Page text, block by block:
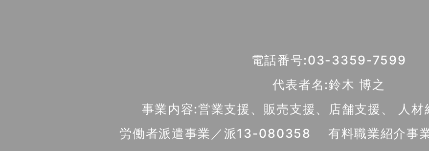
電話番号:03-3359-7599
代表者名:鈴木 博之
事業内容:営業支援、販売支援、店舗支援、 人材
労働者派遣事業／派13-080358 有料職業紹介事